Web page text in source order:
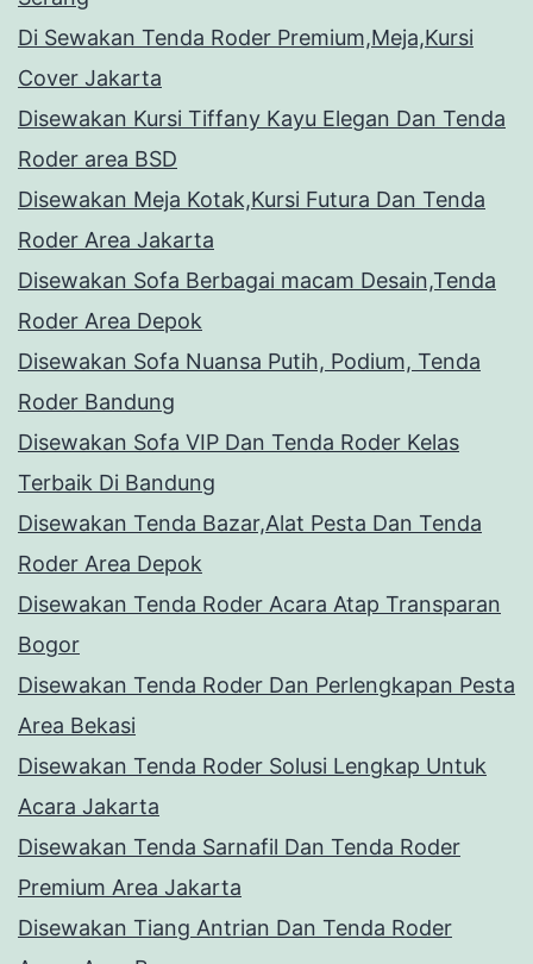
Di Sewakan Tenda Roder Premium,Meja,Kursi
Cover Jakarta
Disewakan Kursi Tiffany Kayu Elegan Dan Tenda
Roder area BSD
Disewakan Meja Kotak,Kursi Futura Dan Tenda
Roder Area Jakarta
Disewakan Sofa Berbagai macam Desain,Tenda
Roder Area Depok
Disewakan Sofa Nuansa Putih, Podium, Tenda
Roder Bandung
Disewakan Sofa VIP Dan Tenda Roder Kelas
Terbaik Di Bandung
Disewakan Tenda Bazar,Alat Pesta Dan Tenda
Roder Area Depok
Disewakan Tenda Roder Acara Atap Transparan
Bogor
Disewakan Tenda Roder Dan Perlengkapan Pesta
Area Bekasi
Disewakan Tenda Roder Solusi Lengkap Untuk
Acara Jakarta
Disewakan Tenda Sarnafil Dan Tenda Roder
Premium Area Jakarta
Disewakan Tiang Antrian Dan Tenda Roder